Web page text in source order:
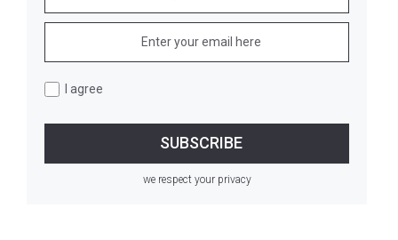
I agree
we respect your privacy